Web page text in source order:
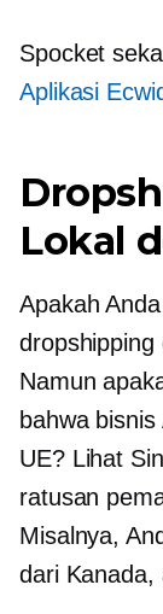
Spocket
Aplikasi
Lokal
Apakah
dropshipping
Namun
bahwa
UE? Lihat
ratusan
Misalnya,
dari Kanada,